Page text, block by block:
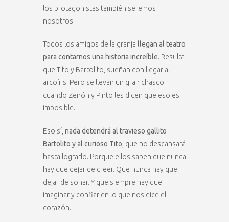
los protagonistas también seremos
nosotros.
Todos los amigos de la granja llegan al teatro
para contarnos una historia increíble. Resulta
que Tito y Bartolito, sueñan con llegar al
arcoíris. Pero se llevan un gran chasco
cuando Zenón y Pinto les dicen que eso es
imposible.
Eso sí, nada detendrá al travieso gallito
Bartolito y al curioso Tito , que no descansará
hasta lograrlo. Porque ellos saben que nunca
hay que dejar de creer. Que nunca hay que
dejar de soñar. Y que siempre hay que
imaginar y confiar en lo que nos dice el
corazón.